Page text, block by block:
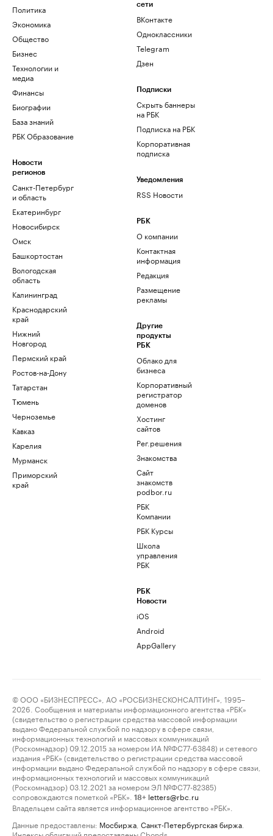
Политика
Экономика
Общество
Бизнес
Технологии и
медиа
Финансы
Биографии
База знаний
РБК Образование
Новости
регионов
Санкт-Петербург
и область
Екатеринбург
Новосибирск
Омск
Башкортостан
Вологодская
область
Калининград
Краснодарский
край
Нижний
Новгород
Пермский край
Ростов-на-Дону
Татарстан
Тюмень
Черноземье
Кавказ
Карелия
Мурманск
Приморский
край
сети
ВКонтакте
Одноклассники
Telegram
Дзен
Подписки
Скрыть баннеры
на РБК
Подписка на РБК
Корпоративная
подписка
Уведомления
RSS Новости
РБК
О компании
Контактная
информация
Редакция
Размещение
рекламы
Другие
продукты
РБК
Облако для
бизнеса
Корпоративный
регистратор
доменов
Хостинг
сайтов
Рег.решения
Знакомства
Сайт
знакомств
podbor.ru
РБК
Компании
РБК Курсы
Школа
управления
РБК
РБК
Новости
iOS
Android
AppGallery
© ООО «БИЗНЕСПРЕСС», АО «РОСБИЗНЕСКОНСАЛТИНГ», 1995–
2026. Сообщения и материалы информационного агентства «РБК»
(свидетельство о регистрации средства массовой информации
выдано Федеральной службой по надзору в сфере связи,
информационных технологий и массовых коммуникаций
(Роскомнадзор) 09.12.2015 за номером ИА №ФС77-63848) и сетевого
издания «РБК» (свидетельство о регистрации средства массовой
информации выдано Федеральной службой по надзору в сфере связи,
информационных технологий и массовых коммуникаций
(Роскомнадзор) 03.12.2021 за номером ЭЛ №ФС77-82385)
сопровождаются пометкой «РБК».
18+ letters@rbc.ru
Владельцем сайта является информационное агентство «РБК».
Данные предоставлены: Мосбиржа Санкт-Петербургская биржа